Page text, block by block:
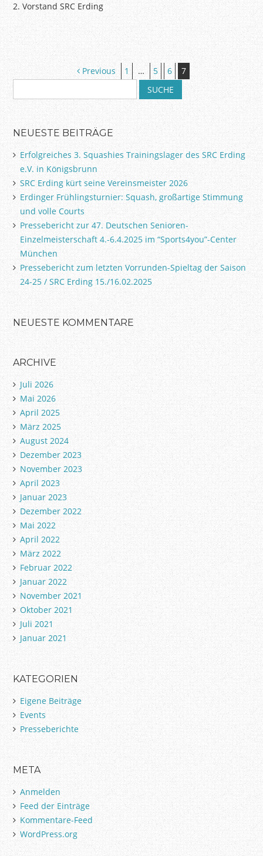
2. Vorstand SRC Erding
Artikel-Navigation
Previous 1 … 5 6
7
u
e
a
h
:
NEUESTE BEITRÄGE
Erfolgreiches 3. Squashies Trainingslager des SRC Erding
e.V. in Königsbrunn
SRC Erding kürt seine Vereinsmeister 2026
Erdinger Frühlingsturnier: Squash, großartige Stimmung
und volle Courts
Pressebericht zur 47. Deutschen Senioren-
Einzelmeisterschaft 4.-6.4.2025 im “Sports4you”-Center
München
Pressebericht zum letzten Vorrunden-Spieltag der Saison
24-25 / SRC Erding 15./16.02.2025
NEUESTE KOMMENTARE
ARCHIVE
Juli 2026
Mai 2026
April 2025
März 2025
August 2024
Dezember 2023
November 2023
April 2023
Januar 2023
Dezember 2022
Mai 2022
April 2022
März 2022
Februar 2022
Januar 2022
November 2021
Oktober 2021
Juli 2021
Januar 2021
KATEGORIEN
Eigene Beiträge
Events
Presseberichte
META
Anmelden
Feed der Einträge
Kommentare-Feed
WordPress.org